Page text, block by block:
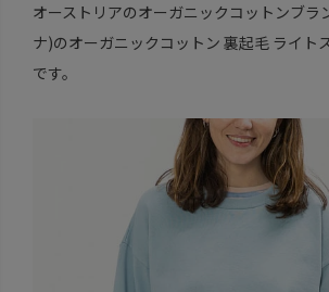
オーストリアのオーガニックコットンブラ
ナ)のオーガニックコットン 裏起毛 ライト
です。